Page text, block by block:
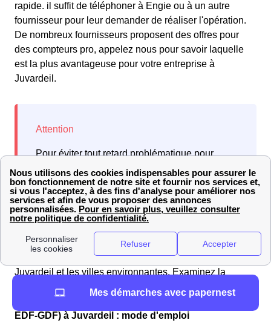
rapide. il suffit de téléphoner à Engie ou à un autre
fournisseur pour leur demander de réaliser l'opération.
De nombreux fournisseurs proposent des offres pour
des compteurs pro, appelez nous pour savoir laquelle
est la plus avantageuse pour votre entreprise à
Juvardeil.
Pour éviter tout retard problématique pour
l'entreprise, il convient de prendre au moins dix
jours d'avance avant de contacter votre
fournisseur à Juvardeil.
Faites une comparaison des informations entre
Juvardeil et les villes environnantes. Examinez la
procédure pour qui est une ville à proximité.
Ouverture de son compteur de gaz avec Engie (ex
EDF-GDF) à Juvardeil : mode d'emploi
Mes démarches avec papernest